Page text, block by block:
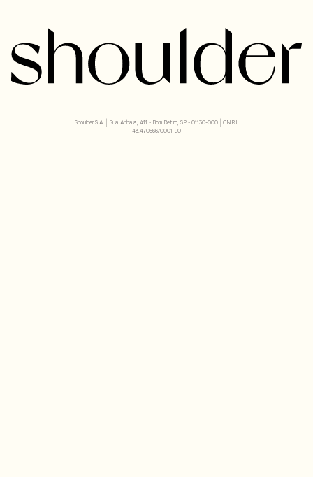
Shoulder S.A. | Rua Anhaia, 411 - Bom Retiro, SP - 01130-000 | CNPJ:
43.470566/0001-90